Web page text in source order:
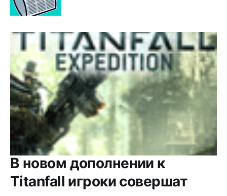
В новом дополнении к
Titanfall игроки совершат